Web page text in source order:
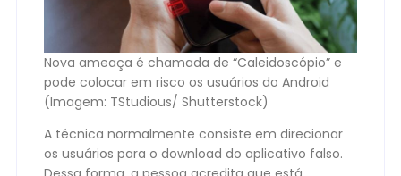
Nova ameaça é chamada de “Caleidoscópio” e
pode colocar em risco os usuários do Android
(Imagem: TStudious/ Shutterstock)
A técnica normalmente consiste em direcionar
os usuários para o download do aplicativo falso.